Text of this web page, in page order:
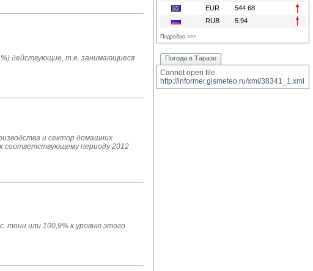
действующие, т.е. занимающиеся
и сектор домашних
к соответствующему периоду 2012
тонн или 100,9% к уровню этого
EUR
544.68
RUB
5.94
Подробно >>>
Погода в Таразе
Cannot open file
http://informer.gismeteo.ru/xml/38341_1.xml